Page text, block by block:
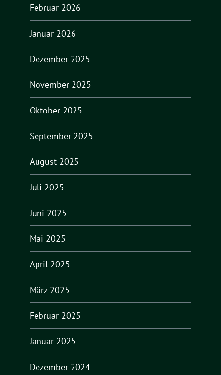
Februar 2026
Januar 2026
Dezember 2025
November 2025
Oktober 2025
September 2025
August 2025
Juli 2025
Juni 2025
Mai 2025
April 2025
März 2025
Februar 2025
Januar 2025
Dezember 2024